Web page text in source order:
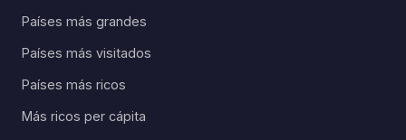
Países más grandes
Países más visitados
Países más ricos
Más ricos per cápita